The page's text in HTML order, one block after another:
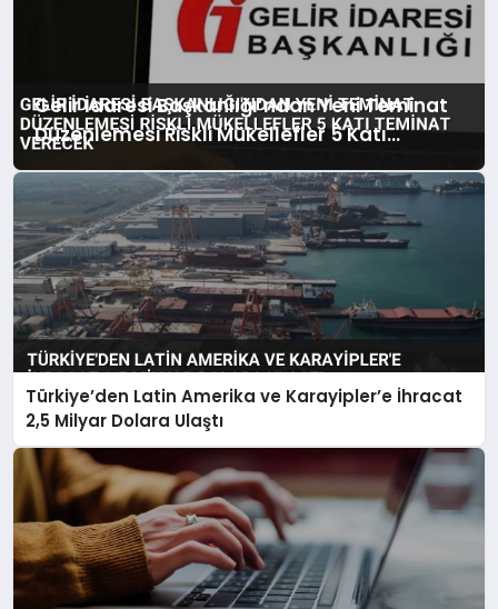
Gelir İdaresi Başkanlığı’ndan Yeni Teminat
Düzenlemesi Riskli Mükellefler 5 Katı
Türkiye’den Latin Amerika ve Karayipler’e İhracat
2,5 Milyar Dolara Ulaştı